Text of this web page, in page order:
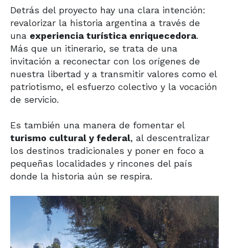
Detrás del proyecto hay una clara intención:
revalorizar la historia argentina a través de
una experiencia turística enriquecedora.
Más que un itinerario, se trata de una
invitación a reconectar con los orígenes de
nuestra libertad y a transmitir valores como el
patriotismo, el esfuerzo colectivo y la vocación
de servicio.
Es también una manera de fomentar el
turismo cultural y federal, al descentralizar
los destinos tradicionales y poner en foco a
pequeñas localidades y rincones del país
donde la historia aún se respira.